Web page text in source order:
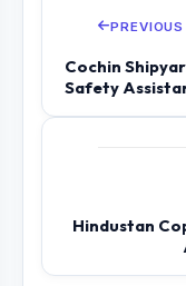
Cochin
Safety
Hindustan